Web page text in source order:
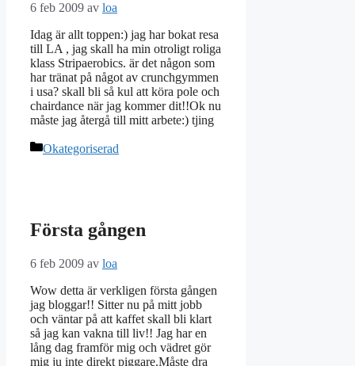
6 feb 2009 av loa
Idag är allt toppen:) jag har bokat resa
till LA , jag skall ha min otroligt roliga
klass Stripaerobics. är det någon som
har tränat på något av crunchgymmen
i usa? skall bli så kul att köra pole och
chairdance när jag kommer dit!!Ok nu
måste jag återgå till mitt arbete:) tjing
Kategorier
Okategoriserad
Första gången
6 feb 2009 av loa
Wow detta är verkligen första gången
jag bloggar!! Sitter nu på mitt jobb
och väntar på att kaffet skall bli klart
så jag kan vakna till liv!! Jag har en
lång dag framför mig och vädret gör
mig ju inte direkt piggare.Måste dra